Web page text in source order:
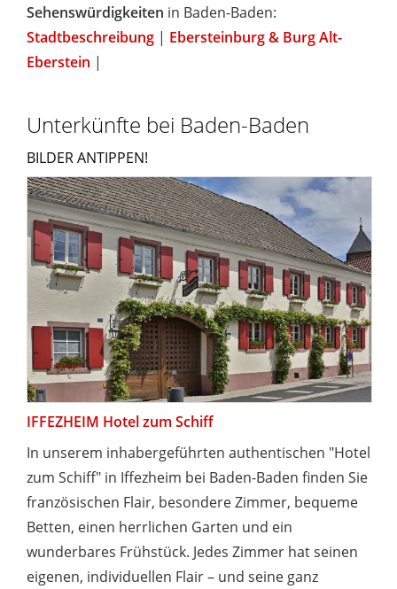
Sehenswürdigkeiten in Baden-Baden:
Stadtbeschreibung | Ebersteinburg & Burg Alt-
Eberstein |
Unterkünfte bei Baden-Baden
BILDER ANTIPPEN!
IFFEZHEIM Hotel zum Schiff
In unserem inhabergeführten authentischen "Hotel
zum Schiff" in Iffezheim bei Baden-Baden finden Sie
französischen Flair, besondere Zimmer, bequeme
Betten, einen herrlichen Garten und ein
wunderbares Frühstück. Jedes Zimmer hat seinen
eigenen, individuellen Flair – und seine ganz